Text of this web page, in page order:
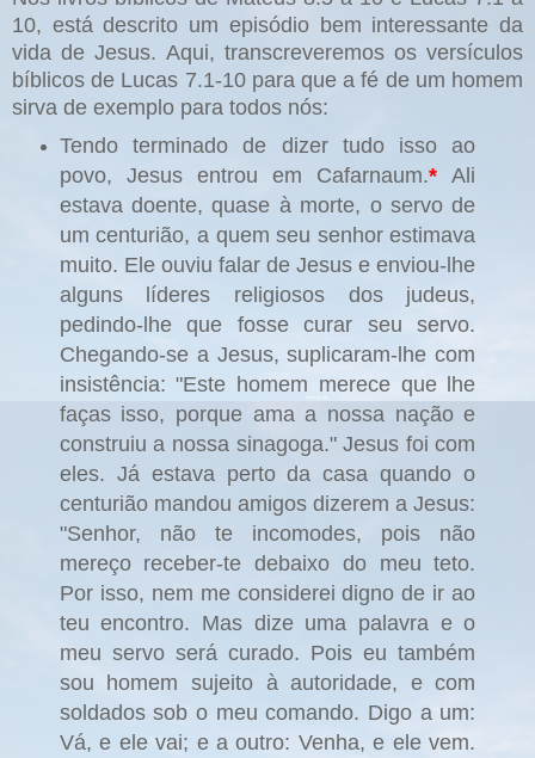
10, está descrito um episódio bem interessante da
vida de Jesus. Aqui, transcreveremos os versículos
bíblicos de Lucas 7.1-10 para que a fé de um homem
sirva de exemplo para todos nós:
Tendo terminado de dizer tudo isso ao
povo, Jesus entrou em Cafarnaum.* Ali
estava doente, quase à morte, o servo de
um centurião, a quem seu senhor estimava
muito. Ele ouviu falar de Jesus e enviou-lhe
alguns líderes religiosos dos judeus,
pedindo-lhe que fosse curar seu servo.
Chegando-se a Jesus, suplicaram-lhe com
insistência: "Este homem merece que lhe
faças isso, porque ama a nossa nação e
construiu a nossa sinagoga." Jesus foi com
eles. Já estava perto da casa quando o
centurião mandou amigos dizerem a Jesus:
"Senhor, não te incomodes, pois não
mereço receber-te debaixo do meu teto.
Por isso, nem me considerei digno de ir ao
teu encontro. Mas dize uma palavra e o
meu servo será curado. Pois eu também
sou homem sujeito à autoridade, e com
soldados sob o meu comando. Digo a um:
Vá, e ele vai; e a outro: Venha, e ele vem.